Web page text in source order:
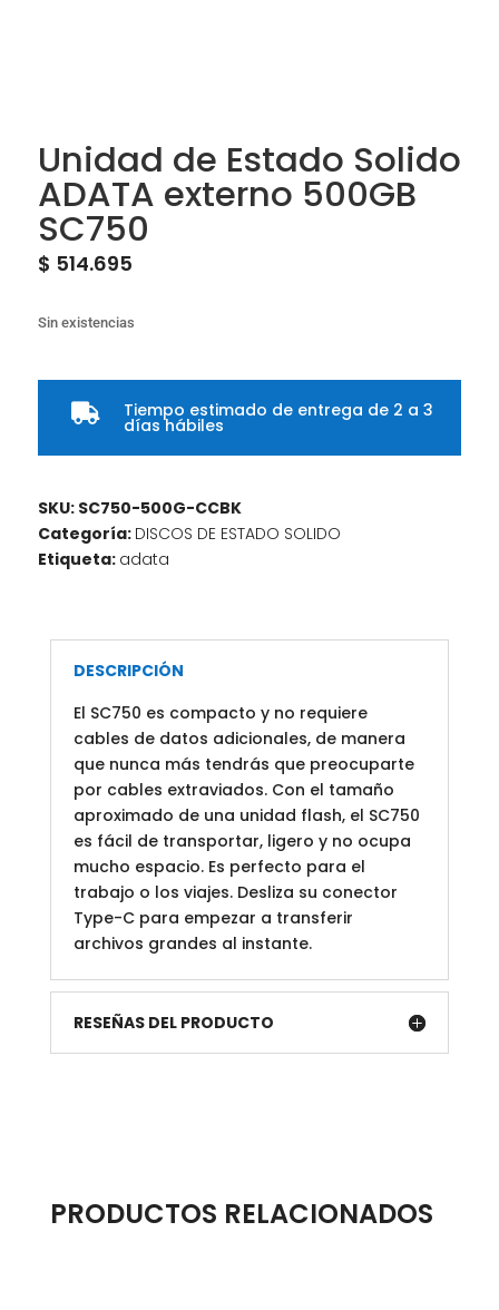
Unidad de Estado Solido
ADATA externo 500GB
SC750
$ 514.695
Sin existencias
 Tiempo estimado de entrega de 2 a 3
días hábiles
SKU: SC750-500G-CCBK
Categoría: DISCOS DE ESTADO SOLIDO
Etiqueta: adata
DESCRIPCIÓN
El SC750 es compacto y no requiere
cables de datos adicionales, de manera
que nunca más tendrás que preocuparte
por cables extraviados. Con el tamaño
aproximado de una unidad flash, el SC750
es fácil de transportar, ligero y no ocupa
mucho espacio. Es perfecto para el
trabajo o los viajes. Desliza su conector
Type-C para empezar a transferir
archivos grandes al instante.
RESEÑAS DEL PRODUCTO
PRODUCTOS RELACIONADOS